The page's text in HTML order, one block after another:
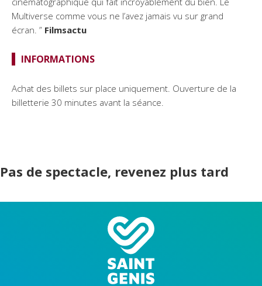
Multiverse comme vous ne l’avez jamais vu sur grand
écran. ” Filmsactu
INFORMATIONS
Achat des billets sur place uniquement. Ouverture de la
billetterie 30 minutes avant la séance.
Pas de spectacle, revenez plus tard